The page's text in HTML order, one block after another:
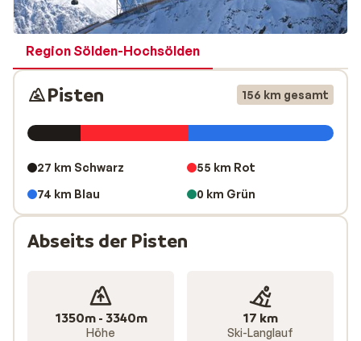
besteht, ist das Nachtleben hier ziemlich ruhig. Wenn
Sie dieses ausgiebiger erleben möchten, können Sie
einfach in das nahegelegeneSölden
Region Sölden-Hochsölden
Pisten 156 km gesamt
27 km Schwarz
55 km Rot
74 km Blau
0 km Grün
Abseits der Pisten
1350m - 3340m
Höhe
17 km
Ski-Langlauf